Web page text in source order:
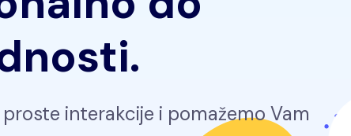
proste interakcije i pomažemo Vam